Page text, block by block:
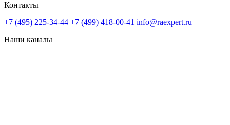
Контакты
+7 (495) 225-34-44 +7 (499) 418-00-41 info@raexpert.ru
Наши каналы